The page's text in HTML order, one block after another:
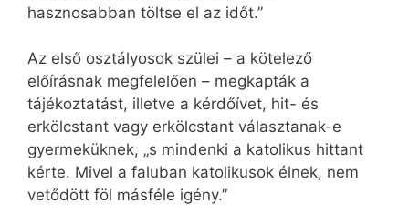
hasznosabban töltse el az időt.”
Az első osztályosok szülei – a kötelező
előírásnak megfelelően – megkapták a
tájékoztatást, illetve a kérdőívet, hit- és
erkölcstant vagy erkölcstant választanak-e
gyermeküknek, „s mindenki a katolikus hittant
kérte. Mivel a faluban katolikusok élnek, nem
vetődött föl másféle igény.”